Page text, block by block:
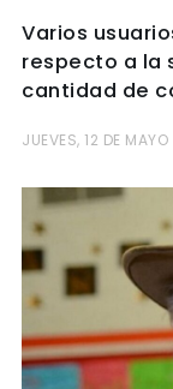
Varios
respecto a la
cantidad de
JUEVES, 12 DE